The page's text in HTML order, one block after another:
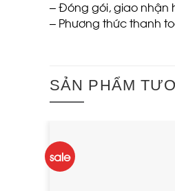
– Đóng gói, giao nhận
– Phương thức thanh
SẢN PHẨM
sale